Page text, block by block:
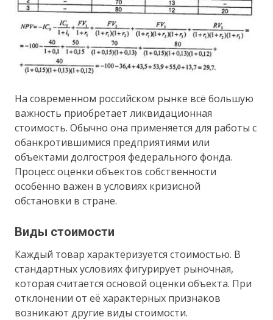
На современном российском рынке всё большую
важность приобретает ликвидационная
стоимость. Обычно она применяется для работы с
обанкротившимися предприятиями или
объектами долгостроя федерального фонда.
Процесс оценки объектов собственности
особенно важен в условиях кризисной
обстановки в стране.
Виды стоимости
Каждый товар характеризуется стоимостью. В
стандартных условиях фигурирует рыночная,
которая считается основой оценки объекта. При
отклонении от её характерных признаков
возникают другие виды стоимости.